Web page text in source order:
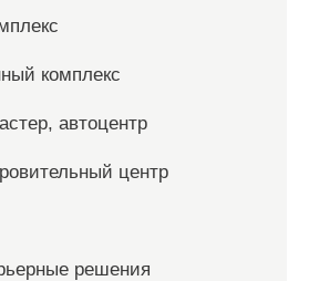
комплекс
автоцентр
центр
решения